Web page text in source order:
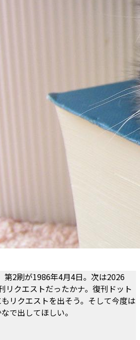
第2刷が1986年4月4日。次は2026
クエストだったかナ。復刊ドット
リクエストを出そう。そして今度は
で出してほしい。